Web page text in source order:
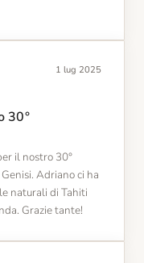
1 lug 2025
30°
il nostro 30°
Adriano ci ha
naturali di Tahiti
Grazie tante!